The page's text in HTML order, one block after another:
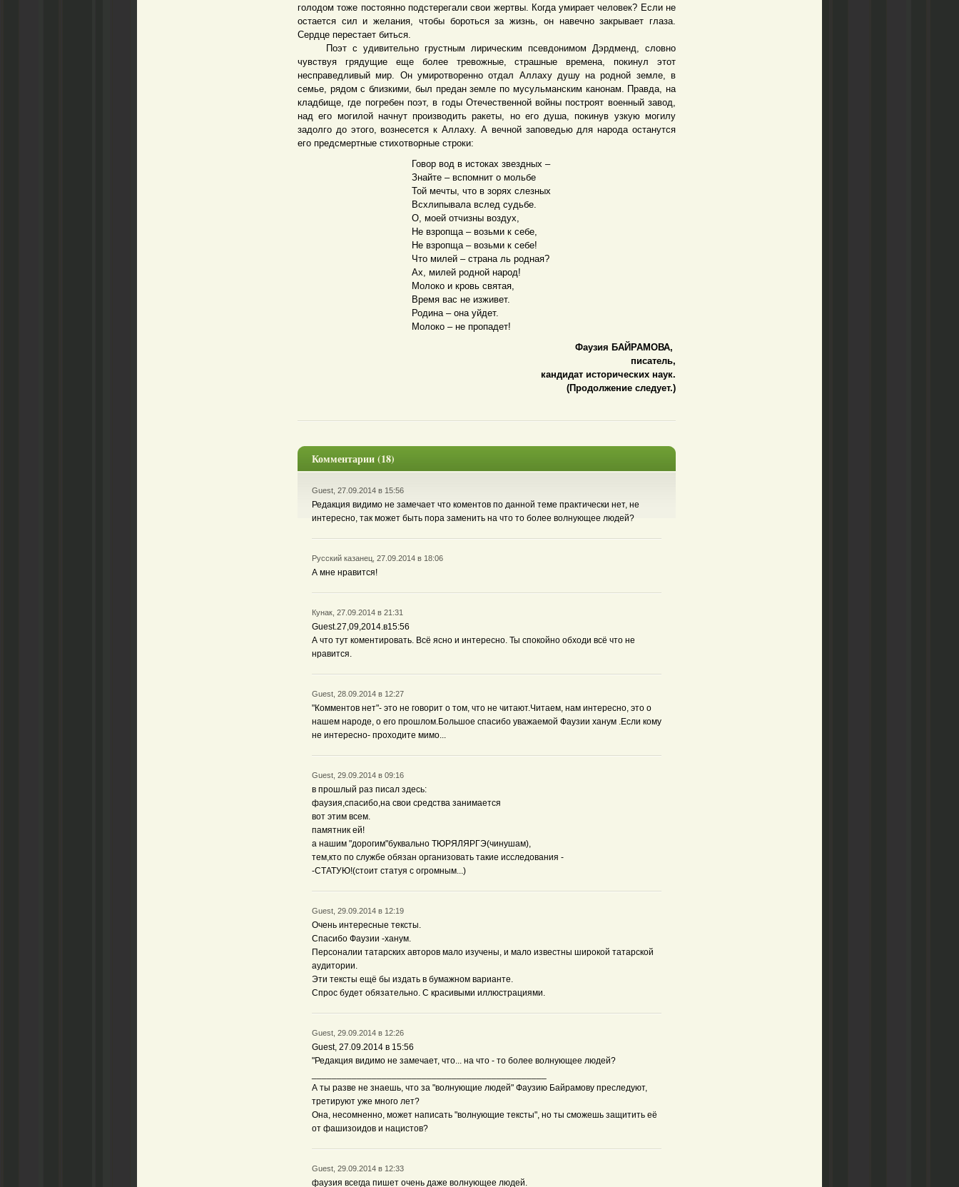
голодом тоже постоянно подстерегали свои жертвы. Когда умирает человек? Если не
остается сил и желания, чтобы бороться за жизнь, он навечно закрывает глаза.
Сердце перестает биться.
Поэт с удивительно грустным лирическим псевдонимом Дэрдменд, словно
чувствуя грядущие еще более тревожные, страшные времена, покинул этот
несправедливый мир. Он умиротворенно отдал Аллаху душу на родной земле, в
семье, рядом с близкими, был предан земле по мусульманским канонам. Правда, на
кладбище, где погребен поэт, в годы Отечественной войны построят военный завод,
над его могилой начнут производить ракеты, но его душа, покинув узкую могилу
задолго до этого, вознесется к Аллаху. А вечной заповедью для народа останутся
его предсмертные стихотворные строки:
Говор вод в истоках звездных –
Знайте – вспомнит о мольбе
Той мечты, что в зорях слезных
Всхлипывала вслед судьбе.
О, моей отчизны воздух,
Не взропща – возьми к себе,
Не взропща – возьми к себе!
Что милей – страна ль родная?
Ах, милей родной народ!
Молоко и кровь святая,
Время вас не изживет.
Родина – она уйдет.
Молоко – не пропадет!
Фаузия БАЙРАМОВА,
писатель,
кандидат исторических наук.
(Продолжение следует.)
Комментарии (18)
Guest, 27.09.2014 в 15:56
Редакция видимо не замечает что коментов по данной теме практически нет, не
интересно, так может быть пора заменить на что то более волнующее людей?
Русский казанец, 27.09.2014 в 18:06
А мне нравится!
Кунак, 27.09.2014 в 21:31
Guest.27,09,2014.в15:56
А что тут коментировать. Всё ясно и интересно. Ты спокойно обходи всё что не
нравится.
Guest, 28.09.2014 в 12:27
"Комментов нет"- это не говорит о том, что не читают.Читаем, нам интересно, это о
нашем народе, о его прошлом.Большое спасибо уважаемой Фаузии ханум .Если кому
не интересно- проходите мимо...
Guest, 29.09.2014 в 09:16
в прошлый раз писал здесь:
фаузия,спасибо,на свои средства занимается
вот этим всем.
памятник ей!
а нашим "дорогим"буквально ТЮРЯЛЯРГЭ(чинушам),
тем,кто по службе обязан организовать такие исследования -
-СТАТУЮ!(стоит статуя с огромным...)
Guest, 29.09.2014 в 12:19
Очень интересные тексты.
Спасибо Фаузии -ханум.
Персоналии татарских авторов мало изучены, и мало известны широкой татарской
аудитории.
Эти тексты ещё бы издать в бумажном варианте.
Спрос будет обязательно. С красивыми иллюстрациями.
Guest, 29.09.2014 в 12:26
Guest, 27.09.2014 в 15:56
"Редакция видимо не замечает, что... на что - то более волнующее людей?
А ты разве не знаешь, что за "волнующие людей" Фаузию Байрамову преследуют,
третируют уже много лет?
Она, несомненно, может написать "волнующие тексты", но ты сможешь защитить её
от фашизоидов и нацистов?
Guest, 29.09.2014 в 12:33
фаузия всегда пишет очень даже волнующее людей.